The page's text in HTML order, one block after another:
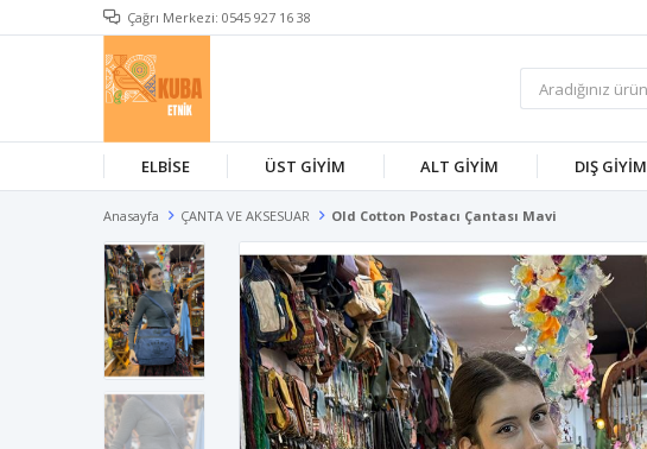
Çağrı Merkezi: 0545 927 16 38
ELBİSE ÜST GİYİM ALT GİYİM DIŞ GİYİM
Anasayfa ÇANTA VE AKSESUAR Old Cotton Postacı Çantası Mavi